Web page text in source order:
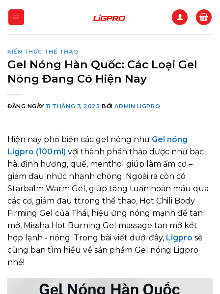
qua
KIẾN THỨC THỂ THAO
Gel Nóng Hàn Quốc: Các Loại Gel
Nóng Đang Có Hiện Nay
ĐĂNG NGÀY 11 THÁNG 7, 2025 BỞIADMIN LIGPRO
Hiện nay phổ biến các gel nóng như Gel nóng
Ligpro (100 ml) với thành phần thảo dược như bạc
hà, đinh hương, quế, menthol giúp làm ấm cơ –
giảm đau nhức nhanh chóng. Ngoài ra còn có
Starbalm Warm Gel, giúp tăng tuần hoàn máu qua
các cơ, giảm đau ttrong thể thao, Hot Chili Body
Firming Gel của Thái, hiệu ứng nóng mạnh để tan
mỡ, Missha Hot Burning Gel massage tan mỡ kết
hợp lạnh ‑ nóng. Trong bài viết dưới đây, Ligpro sẽ
cùng bạn tìm hiểu về sản phẩm Gel nóng Ligpro
nhé!